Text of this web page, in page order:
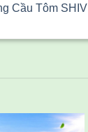
Cầu Tôm SHIV